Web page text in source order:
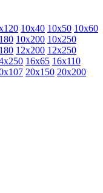
10х40 10х50 10х60
10х200 10х250
12х200 12х250
16х65 16х110
20х150 20х200